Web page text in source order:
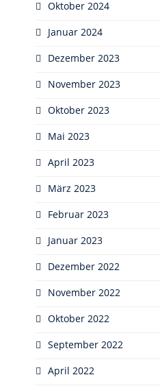
Oktober 2024
Januar 2024
Dezember 2023
November 2023
Oktober 2023
Mai 2023
April 2023
März 2023
Februar 2023
Januar 2023
Dezember 2022
November 2022
Oktober 2022
September 2022
April 2022